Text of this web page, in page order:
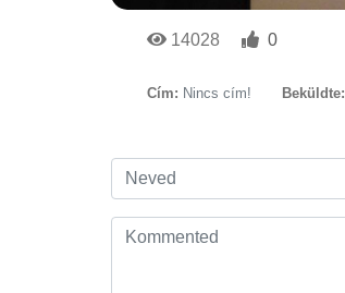
14028 0
Cím: Nincs cím! Beküldte: